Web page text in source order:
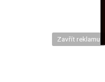
Zavřít reklamu